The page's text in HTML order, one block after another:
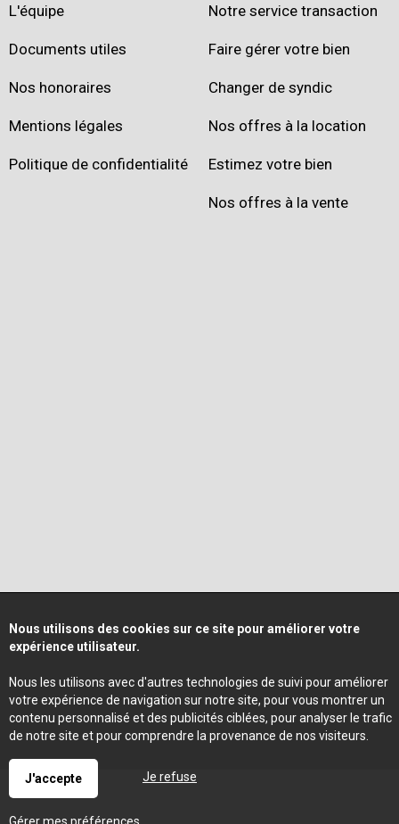
L'équipe
Documents utiles
Nos honoraires
Mentions légales
Politique de confidentialité
Notre service transaction
Faire gérer votre bien
Changer de syndic
Nos offres à la location
Estimez votre bien
Nos offres à la vente
Nous utilisons des cookies sur ce site pour améliorer votre
expérience utilisateur.
Nous les utilisons avec d'autres technologies de suivi pour améliorer
votre expérience de navigation sur notre site, pour vous montrer un
contenu personnalisé et des publicités ciblées, pour analyser le trafic
de notre site et pour comprendre la provenance de nos visiteurs.
J'accepte Je refuse